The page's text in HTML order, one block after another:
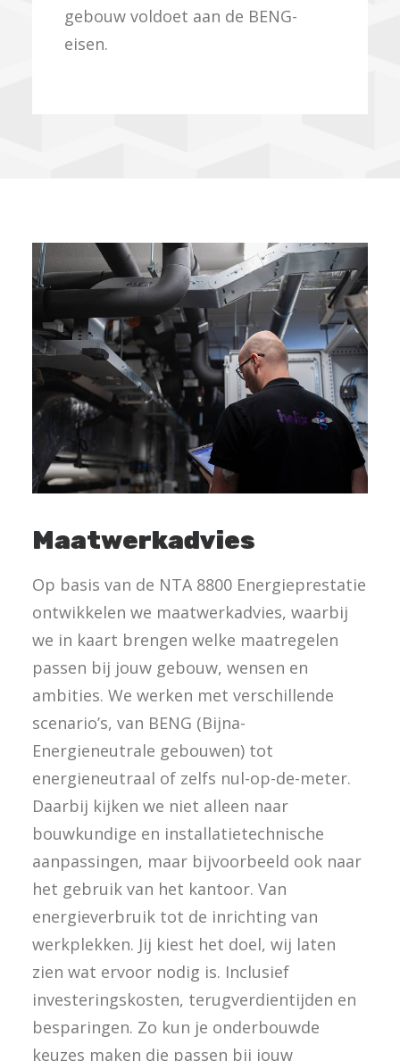
gebouw voldoet aan de BENG-
eisen.
Maatwerkadvies
Op basis van de NTA 8800 Energieprestatie
ontwikkelen we maatwerkadvies, waarbij
we in kaart brengen welke maatregelen
passen bij jouw gebouw, wensen en
ambities. We werken met verschillende
scenario’s, van BENG (Bijna-
Energieneutrale gebouwen) tot
energieneutraal of zelfs nul-op-de-meter.
Daarbij kijken we niet alleen naar
bouwkundige en installatietechnische
aanpassingen, maar bijvoorbeeld ook naar
het gebruik van het kantoor. Van
energieverbruik tot de inrichting van
werkplekken. Jij kiest het doel, wij laten
zien wat ervoor nodig is. Inclusief
investeringskosten, terugverdientijden en
besparingen. Zo kun je onderbouwde
keuzes maken die passen bij jouw